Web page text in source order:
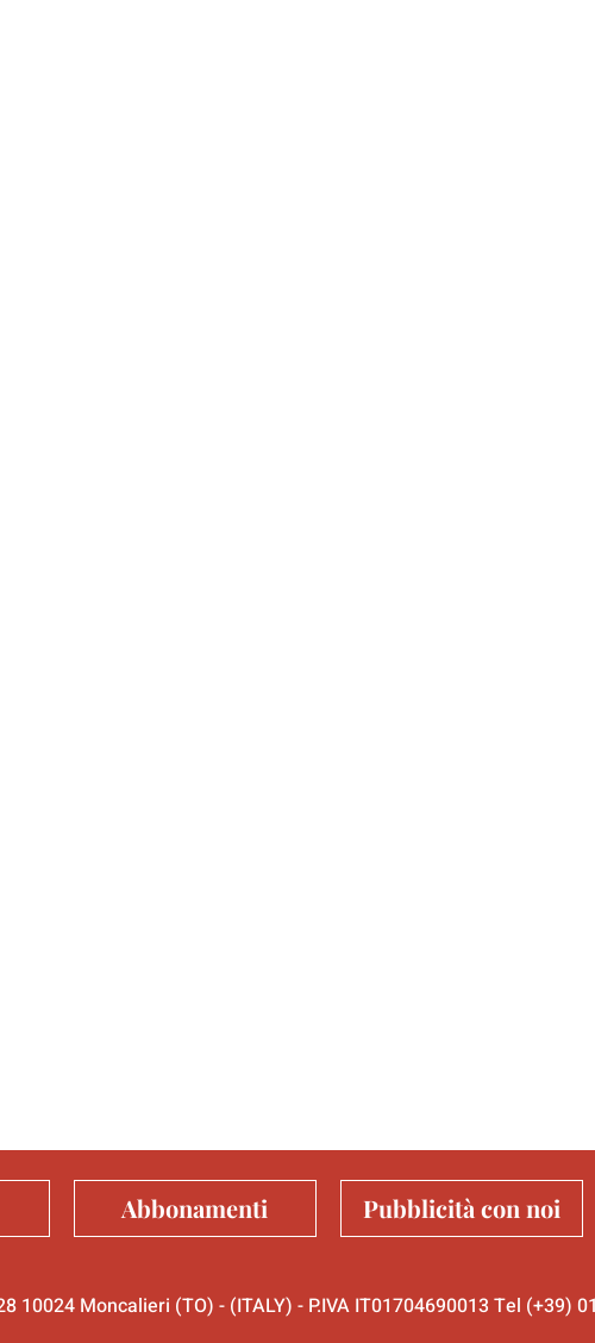
Abbonamenti Pubblicità con noi
10024 Moncalieri (TO) - (ITALY) - P.IVA IT01704690013 Tel (+39)